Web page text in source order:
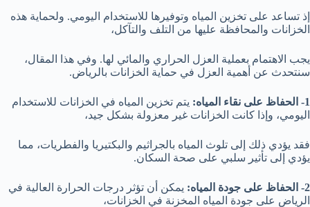
إذ تساعد على تخزين المياه وتوفيرها للاستخدام اليومي. ولحماية هذه
الخزانات والمحافظة عليها من التلف والتآكل،
يجب الاهتمام بعملية العزل الحراري والمائي لها. وفي هذا المقال،
سنتحدث عن أهمية العزل في حماية الخزانات بالرياض.
1- الحفاظ على نقاء المياه:
يتم تخزين المياه في الخزانات للاستخدام
اليومي، وإذا كانت الخزانات غير معزولة بشكل جيد،
فقد يؤدي ذلك إلى تلوث المياه بالجراثيم والبكتيريا والفطريات، مما
يؤدي إلى تأثير سلبي على صحة السكان.
2- الحفاظ على جودة المياه:
يمكن أن تؤثر درجات الحرارة العالية في
الرياض على جودة المياه المخزنة في الخزانات،